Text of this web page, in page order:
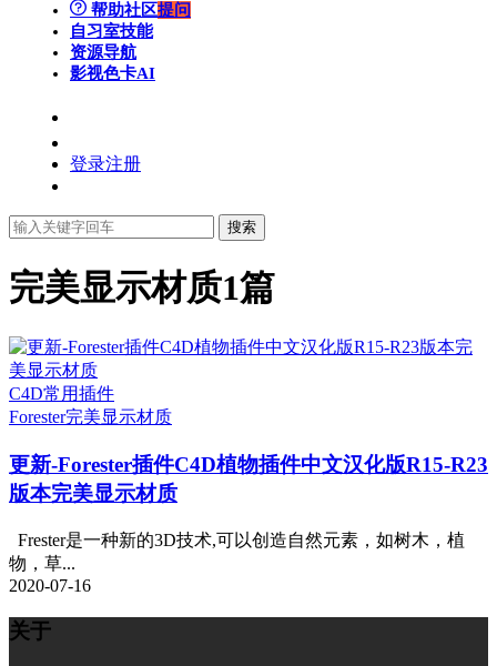
帮助社区提问
自习室技能
资源导航
影视色卡AI
登录注册
搜索
完美显示材质1篇
C4D常用插件
Forester完美显示材质
更新-Forester插件C4D植物插件中文汉化版R15-R23
版本完美显示材质
Frester是一种新的3D技术,可以创造自然元素，如树木，植
物，草...
2020-07-16
关于